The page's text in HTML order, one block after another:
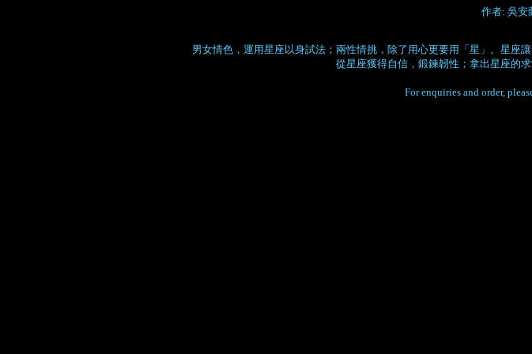
作者: 吳安
男女情色，運用星座以身試法；兩性情挑，除了用心更要用「星」。星座
從星座獲得自信，鍛鍊韌性；拿出星座的
For enquiries and order,